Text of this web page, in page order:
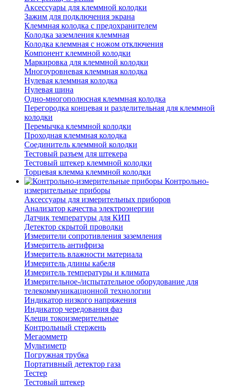
Аксессуары для клеммной колодки
Зажим для подключения экрана
Клеммная колодка с предохранителем
Колодка заземления клеммная
Колодка клеммная с ножом отключения
Компонент клеммной колодки
Маркировка для клеммной колодки
Многоуровневая клеммная колодка
Нулевая клеммная колодка
Нулевая шина
Одно-многополюсная клеммная колодка
Перегородка концевая и разделительная для клеммной
колодки
Перемычка клеммной колодки
Проходная клеммная колодка
Соединитель клеммной колодки
Тестовый разъем для штекера
Тестовый штекер клеммной колодки
Торцевая клемма клеммной колодки
Контрольно-
измерительные приборы
Аксессуары для измерительных приборов
Анализатор качества электроэнергии
Датчик температуры для КИП
Детектор скрытой проводки
Измерители сопротивления заземления
Измеритель антифриза
Измеритель влажности материала
Измеритель длины кабеля
Измеритель температуры и климата
Измерительное-/испытательное оборудование для
телекоммуникационной технологии
Индикатор низкого напряжения
Индикатор чередования фаз
Клещи токоизмерительные
Контрольный стержень
Мегаомметр
Мультиметр
Погружная трубка
Портативный детектор газа
Тестер
Тестовый штекер